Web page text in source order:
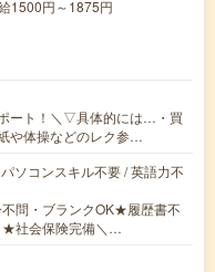
1500円～1875円
ート！＼▽具体的には…・買
や体操などのレク参…
ソコンスキル不要 / 英語力不
問・ブランクOK★履歴書不
★社会保険完備＼…